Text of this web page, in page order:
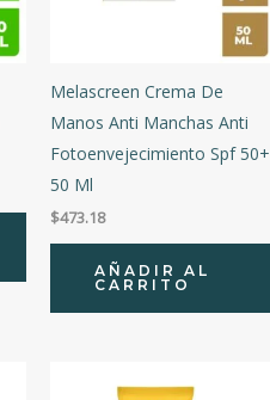
Melascreen Crema De
Manos Anti Manchas Anti
Fotoenvejecimiento Spf 50+
50 Ml
$473.18
AÑADIR AL
CARRITO